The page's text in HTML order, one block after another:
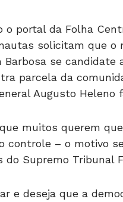
o portal da Folha
solicitam que o
Barbosa se candidate
parcela da
Augusto Heleno
muitos querem
controle – o motivo
do Supremo Tribunal
e deseja que a